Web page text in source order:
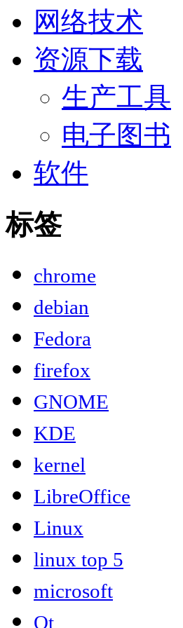
网络技术
资源下载
生产工具
电子图书
软件
标签
chrome
debian
Fedora
firefox
GNOME
KDE
kernel
LibreOffice
Linux
linux top 5
microsoft
Qt